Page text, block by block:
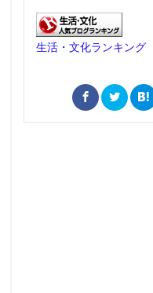
生活・文化ランキング